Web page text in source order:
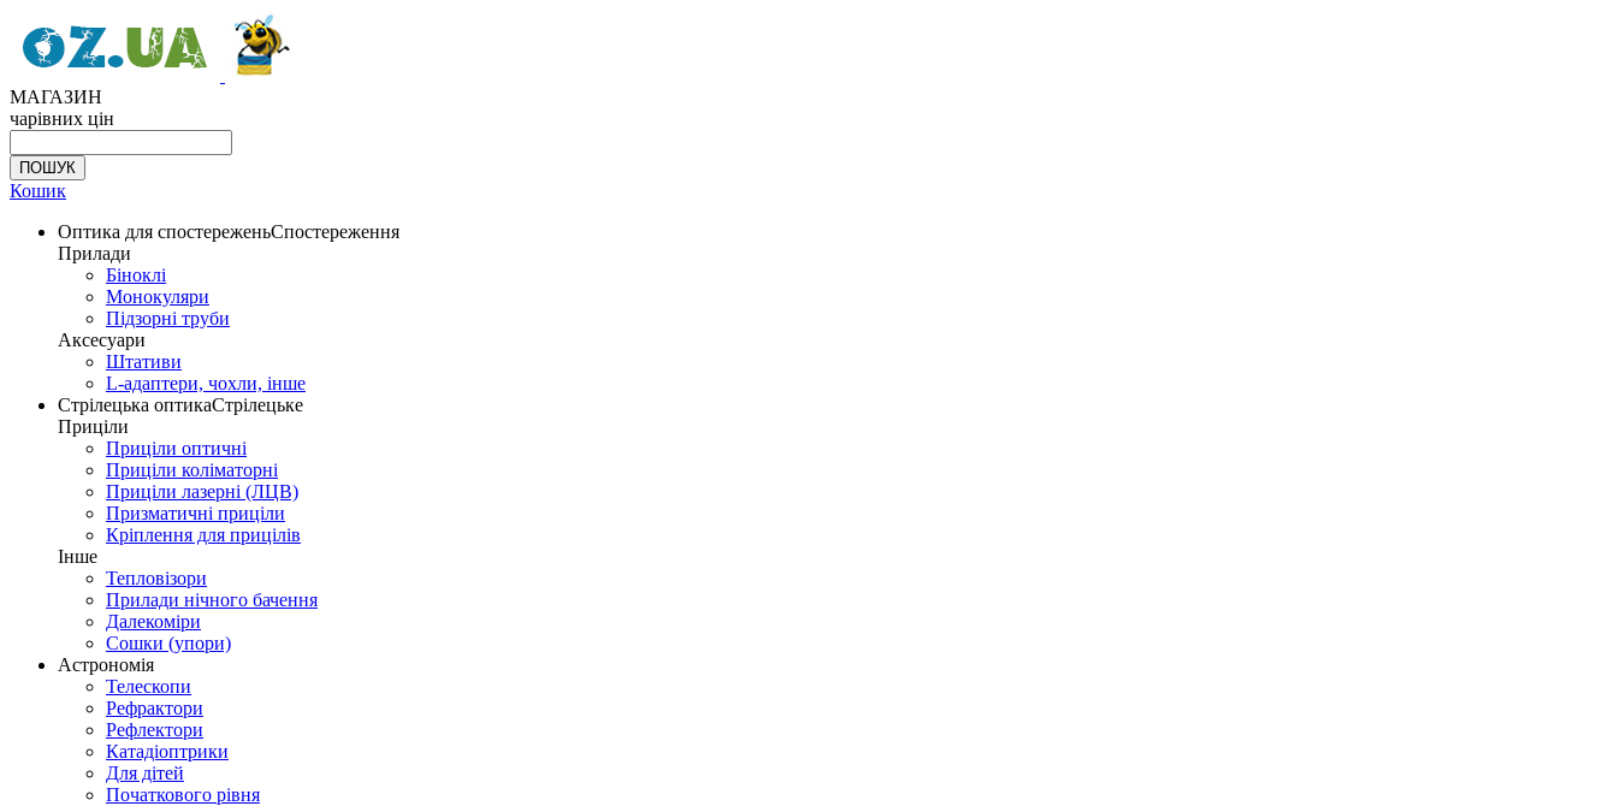
МАГАЗИН
чарівних цін
Кошик
Оптика для спостереженьСпостереження
Прилади
Біноклі
Монокуляри
Підзорні труби
Аксесуари
Штативи
L-адаптери, чохли, інше
Стрілецька оптикаСтрілецьке
Приціли
Приціли оптичні
Приціли коліматорні
Приціли лазерні (ЛЦВ)
Призматичні приціли
Кріплення для прицілів
Інше
Тепловізори
Прилади нічного бачення
Далекоміри
Сошки (упори)
Астрономія
Телескопи
Рефрактори
Рефлектори
Катадіоптрики
Для дітей
Початкового рівня